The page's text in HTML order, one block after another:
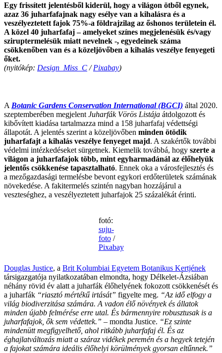
Egy frissített jelentésből kiderül, hogy a világon ötből egynek,
azaz 36 juharfafajnak nagy esélye van a kihalásra és a
veszélyeztetett fajok 75%-a földrajzilag az őshonos területein él.
A közel 40 juharfafaj – amelyeket színes megjelenésük és/vagy
sziruptermelésük miatt nevelnek -, egyedeinek száma
csökkenőben van és a közeljövőben a kihalás veszélye fenyegeti
őket.
(nyitókép: Design_Miss_C /Pixabay)
A Botanic Gardens Conservation International (BGCI) által 2020.
szeptemberében megjelent Juharfák Vörös Listája átdolgozott és
kibővített kiadása tartalmazza mind a 158 juharfafaj védettségi
állapotát. A jelentés szerint a közeljövőben minden ötödik
juharfafajt a kihalás veszélye fenyeget majd. A szakértők további
védelmi intézkedéseket sürgetnek. Kiemelik továbbá, hogy szerte a
világon a juharfafajok több, mint egyharmadánál az élőhelyük
jelentős csökkenése tapasztalható. Ennek oka a városfejlesztés és
a mezőgazdasági termelésbe bevont egykori erdőterületek számának
növekedése. A fakitermelés szintén nagyban hozzájárul a
veszteséghez, a veszélyeztetett juharfajok 25 százalékát érinti.
fotó:
suju-
foto/
Pixabay
Douglas Justice, a Brit Kolumbiai Egyetem Botanikus Kertjének
társigazgatója nyilatkozatában elmondta, hogy Délkelet-Ázsiában
néhány rövid év alatt a juharfák élőhelyének fokozott csökkenését és
a juharfák “riasztó mértékű irtását” figyelte meg. “Az idő elfogy a
világ biodiverzitása számára. A vadon élő növények és állatok
minden újabb felmérése erre utal. És bármennyire robusztusak is a
juharfafajok, ők sem védettek.” – mondta Justice. “Ez szinte
mindenütt megfigyelhető, ahol ritkább juharfafaj él. És az
éghajlatváltozás miatt a száraz vidékek peremén és a hegyek tetején
a fajokat számára ideális élőhelyi körülmények gyorsan eltűnnek.”